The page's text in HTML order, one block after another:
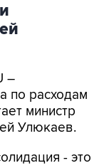
–
по расходам
министр
Улюкаев.
- это